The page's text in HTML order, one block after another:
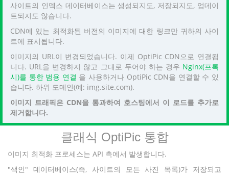
사이트의 인덱스 데이터베이스는 생성되지도, 저장되지도, 업데이
트되지도 않습니다.
CDN에 있는 최적화된 버전의 이미지에 대한 링크만 귀하의 사이
트에 표시됩니다.
이미지의 URL이 변경되었습니다. 이제 OptiPic CDN으로 연결됩
니다. URL을 변경하지 않고 그대로 두어야 하는 경우 Nginx(프록
시)를 통한 범용 연결 을 사용하거나 OptiPic CDN을 연결할 수 있
습니다. 하위 도메인(예: img.site.com).
이미지 트래픽은 CDN을 통과하여 호스팅에서 이 로드를 추가로
제거합니다.
클래식 OptiPic 통합
이미지 최적화 프로세스는 API 측에서 발생합니다.
"색인" 데이터베이스(즉, 사이트의 모든 사진 목록)가 저장되고